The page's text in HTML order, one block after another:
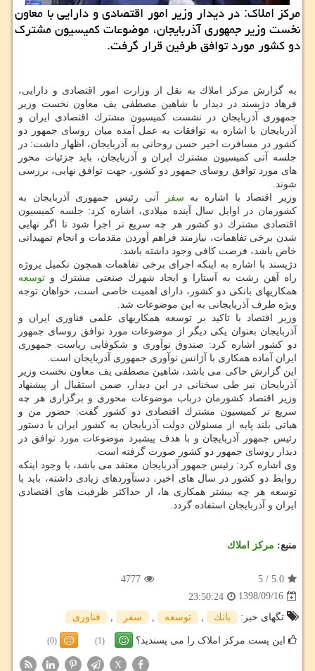
مركز املاك: در دیدار وزیر امور اقتصادی و دارایی با معاون
نخست وزیر جمهوری آذربایجان، موضوعات كمیسیون مشترك
دو كشور مورد توافق طرفین قرار گرفت.
به گزارش مركز املاك به نقل از وزارت امور اقتصادی و دارایی،
فرهاد دژپسند در دیدار با شاهین مصطفی یف معاون نخست وزیر
جمهوری آذربایجان در نشست كمیسیون مشترك اقتصادی ایران و
آذربایجان با اشاره به توافقات به عمل آمده میان روسای جمهور دو
كشور در مسافرت اخیر حسن روحانی به آذربایجان، اظهار داشت: در
جلسه آتی كمیسیون مشترك ایران و آذربایجان، باید جزئیات محور
های مورد توافق روسای جمهور دو كشور، جهت توافق نهایی، بررسی
شوند.
وزیر اقتصاد با اشاره به سفر
آتی رئیس جمهوری آذربایجان به
كشورمان در اوایل سال آینده میلادی، اشاره كرد: جلسه كمیسیون
اقتصادی مشترك دو كشور هر چه سریع تر اجرا شود تا اگر نهایی
شدن برخی تفاهمات، نیازمند فراهم آوردن مقدمات و انجام تمهیداتی
خاص باشد، فرصت كافی وجود داشته باشد.
دژپسند با اشاره به اینكه اجرای برخی تفاهمات همچون تكمیل پروژه
راه آهن رشت به آستارا و ایجاد شهرك صنعتی مشترك و توسعه
همكاریهای بانكی دو كشور، دارای اهمیت خاصی است، خواهان توجه
ویژه طرف آذربایجانی به این موضوعات شد.
وزیر اقتصاد با تاكید بر توسعه همكاریهای علمی فناوری ایران و
آذربایجان بعنوان یكی دیگر از موضوعات مورد توافق روسای جمهور
دو كشور اشاره كرد: صندوق نوآوری و شكوفایی ریاست جمهوری
ایران آماده همكاری با آژانس نوآوری جمهوری آذربایجان است.
این گزارش حاكی می باشد، شاهین مصطفی یف معاون نخست وزیر
آذربایجان نیز طی سخنانی در این دیدار، ضمن استقبال از پیشنهاد
وزیر اقتصاد كشورمان درباب موضوعات محوری و برگزاری هر چه
سریع تر كمیسیون مشترك اقتصادی دو كشور گفت: حضور من و
هیاتی بلند پایه از مسئولان دولت آذربایجان به كشور ایران با دستور
رئیس جمهور آذربایجان و با هدف پیشبرد موضوعات مورد توافق در
دیدار روسای جمهور دو كشور صورت گرفته است.
وی اشاره كرد: رئیس جمهور آذربایجان معتقد می باشد، با وجود اینكه
روابط دو كشور در سال های اخیر، دستآوردهای زیادی داشته، باید با
توسعه هر چه بیشتر همكاری ها، از حداكثر ظرفیت های اقتصادی
ایران و آذربایجان استفاده گردد.
منبع: مركز املاك
5.0
/
5
4777
1398/09/16
23:50:24
تگهای خبر:
بانك , توسعه , سفر , فناوری
این پست مرکز املاک را می پسندید؟ (1)
(0)
X